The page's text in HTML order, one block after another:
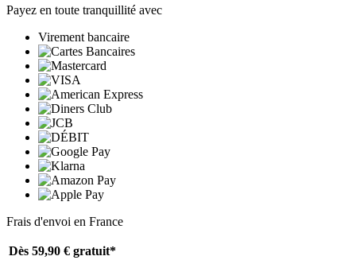
Payez en toute tranquillité avec
Virement bancaire
Frais d'envoi en France
Dès 59,90 € gratuit*